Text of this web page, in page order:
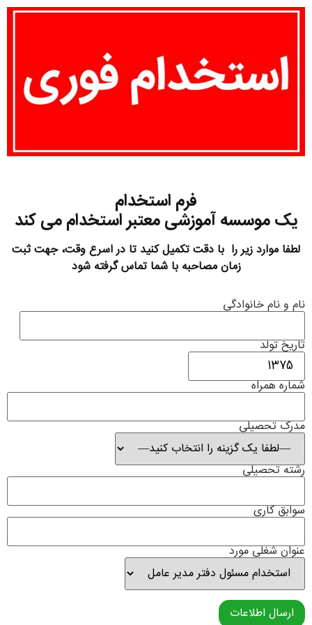
فرم استخدام
یک موسسه آموزشی معتبر استخدام می کند
لطفا موارد زیر را با دقت تکمیل کنید تا در اسرع وقت، جهت ثبت
زمان مصاحبه با شما تماس گرفته شود
نام و نام خانوادگی
تاریخ تولد
شماره همراه
مدرک تحصیلی
رشته تحصیلی
سوابق کاری
عنوان شغلی مورد